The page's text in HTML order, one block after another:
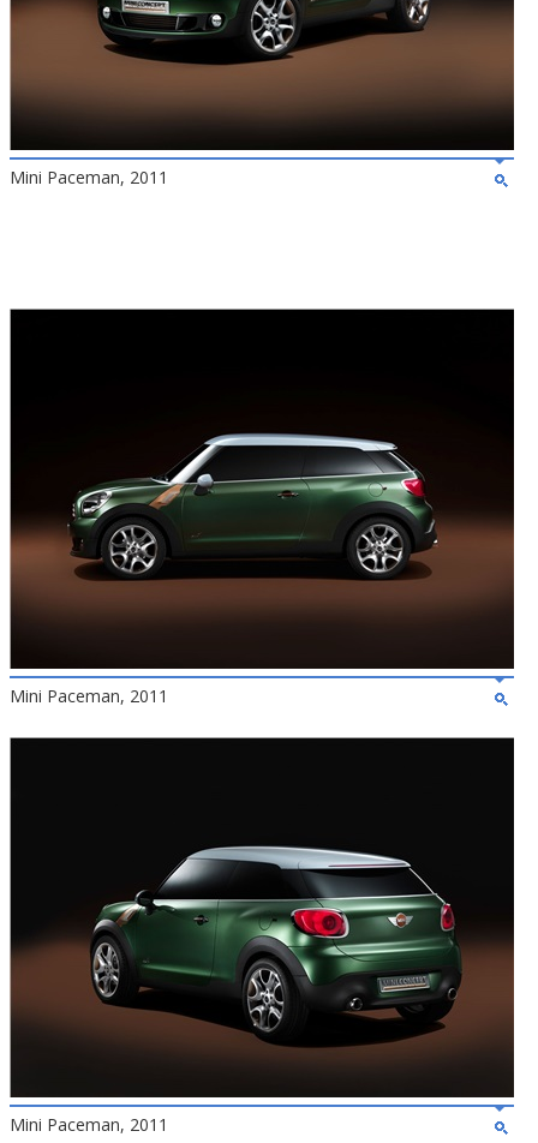
Mini Paceman, 2011
Mini Paceman, 2011
Mini Paceman, 2011